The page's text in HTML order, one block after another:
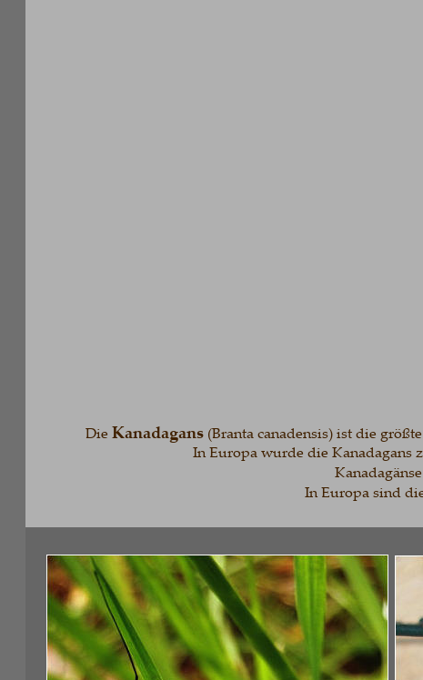
Die Kanadagans (Branta canadensis) ist die größte
In Europa wurde die Kanadagans
Kanadagänse
In Europa sind dies